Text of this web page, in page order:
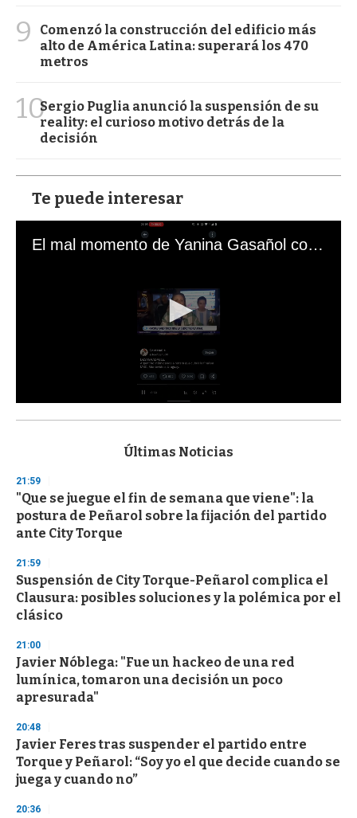
9
Comenzó la construcción del edificio más
alto de América Latina: superará los 470
metros
10Sergio Puglia anunció la suspensión de su
reality: el curioso motivo detrás de la
decisión
Te puede interesar
El mal momento de Yanina Gasañol con un hincha argentino en "Subrayado"
s
d
s
o
f
3
s
e
c
o
n
Últimas Noticias
21:59
"Que se juegue el fin de semana que viene": la
postura de Peñarol sobre la fijación del partido
ante City Torque
21:59
Suspensión de City Torque-Peñarol complica el
Clausura: posibles soluciones y la polémica por el
clásico
21:00
Javier Nóblega: "Fue un hackeo de una red
lumínica, tomaron una decisión un poco
apresurada"
20:48
Javier Feres tras suspender el partido entre
Torque y Peñarol: “Soy yo el que decide cuando se
juega y cuando no”
20:36